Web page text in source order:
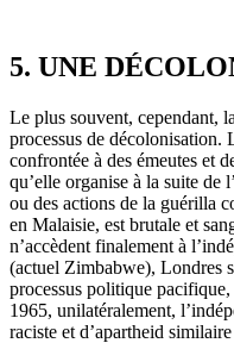
5. UNE
Le plus souvent, cependant,
processus de décolonisation.
confrontée à des émeutes et
qu’elle organise à la suite de
ou des actions de la guérilla
en Malaisie, est brutale et
n’accèdent finalement à
(actuel Zimbabwe), Londres
processus politique
1965, unilatéralement,
raciste et d’apartheid